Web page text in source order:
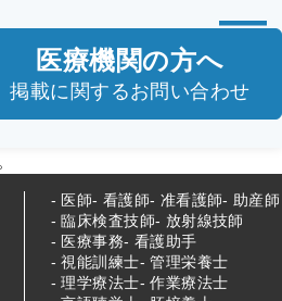
医療機関の方へ
掲載に関するお問い合わせ
医師 看護師 准看護師
助産師
臨床検査技師
放射線技師
医療事務
看護助手
視能訓練士
管理栄養士
理学療法士
作業療法士